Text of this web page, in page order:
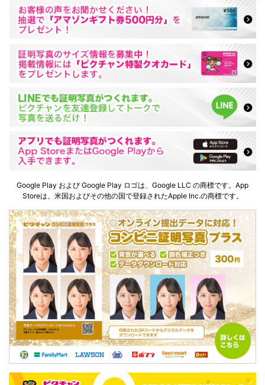
Google Play および Google Play ロゴは、Google LLC の商標です。App
Storeは、米国およびその他の国で登録されたApple Inc.の商標です。